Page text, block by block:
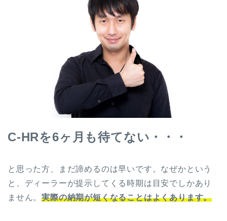
C-HRを6ヶ月も待てない・・・
と思った方、まだ諦めるのは早いです。なぜかという
と、ディーラーが提示してくる時期は目安でしかあり
ません。実際の納期が短くなることはよくあります。